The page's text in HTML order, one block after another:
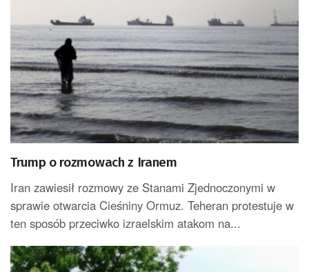
Trump o rozmowach z Iranem
Iran zawiesił rozmowy ze Stanami Zjednoczonymi w
sprawie otwarcia Cieśniny Ormuz. Teheran protestuje w
ten sposób przeciwko izraelskim atakom na...